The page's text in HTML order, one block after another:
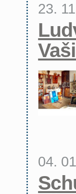
23.
04.